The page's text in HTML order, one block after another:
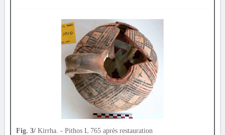
Fig. 3/ Kirrha. - Pithos L 765 après restauration